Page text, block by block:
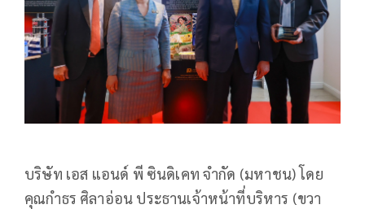
บริษัท เอส แอนด์ พี ซินดิเคท จำกัด (มหาชน) โดย
คุณกำธร ศิลาอ่อน ประธานเจ้าหน้าที่บริหาร (ขวา